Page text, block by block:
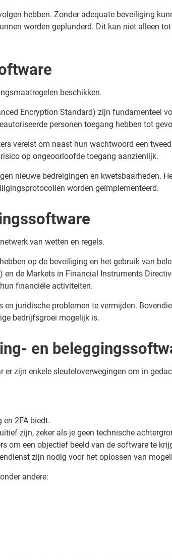
hebben. Zonder adequate beveiliging
worden geplunderd. Dit kan niet alleen
beschikken.
Encryption Standard) zijn fundamenteel
personen toegang hebben tot
vereist om naast hun wachtwoord een
op ongeoorloofde toegang aanzienlijk.
nieuwe bedreigingen en kwetsbaarheden.
worden geïmplementeerd.
van wetten en regels.
op de beveiliging en het gebruik van
de Markets in Financial Instruments
financiële activiteiten.
juridische problemen te vermijden.
bedrijfsgroei mogelijk is.
en
zijn enkele sleuteloverwegingen om in
en 2FA biedt.
zijn, zeker als je geen technische
om een objectief beeld van de software te
zijn nodig voor het oplossen van
andere: